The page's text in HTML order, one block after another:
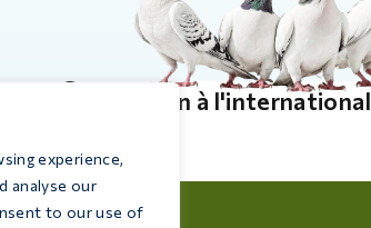
experience,
analyse our
to our use of
Livraison à l'international